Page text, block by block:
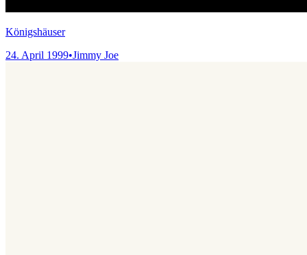
Königshäuser
24. April 1999•Jimmy Joe